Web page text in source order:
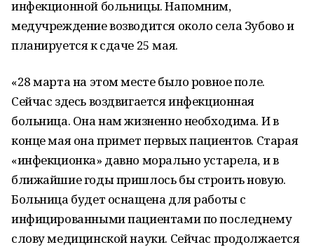
инфекционной больницы. Напомним,
медучреждение возводится около села Зубово и
планируется к сдаче 25 мая.
«28 марта на этом месте было ровное поле.
Сейчас здесь воздвигается инфекционная
больница. Она нам жизненно необходима. И в
конце мая она примет первых пациентов. Старая
«инфекционка» давно морально устарела, и в
ближайшие годы пришлось бы строить новую.
Больница будет оснащена для работы с
инфицированными пациентами по последнему
слову медицинской науки. Сейчас продолжается